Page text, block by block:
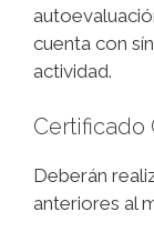
cuenta con
actividad.
Certificado
Deberán
anteriores al